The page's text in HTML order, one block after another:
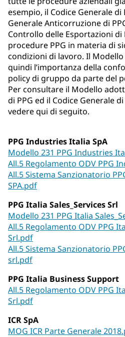
esempio, il Codice Generale di
Generale Anticorruzione di
Controllo delle Esportazioni di
procedure PPG in materia di
condizioni di lavoro. Il Modello
quindi l’importanza della
policy di gruppo da parte del
Per consultare il Modello
di PPG ed il Codice Generale
vedere qui di seguito.
PPG Industries Italia SpA
Modello 231 PPG Industries
All.5 Regolamento ODV PPG
All.5 Sistema Sanzionatorio
SPA.pdf
PPG Italia Sales_Services Srl
Modello 231 PPG Italia
All.5 Regolamento ODV PPG
Srl.pdf
All.5 Sistema Sanzionatorio
srl.pdf
PPG Italia Business Support
All.5 Regolamento ODV PPG
Srl.pdf
ICR SpA
MOG ICR Parte Generale